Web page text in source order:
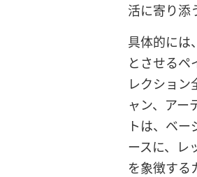
活に寄り添
具体的には
とさせるペ
レクショ
ャン、アー
トは、ベ
ースに、レ
を象徴する